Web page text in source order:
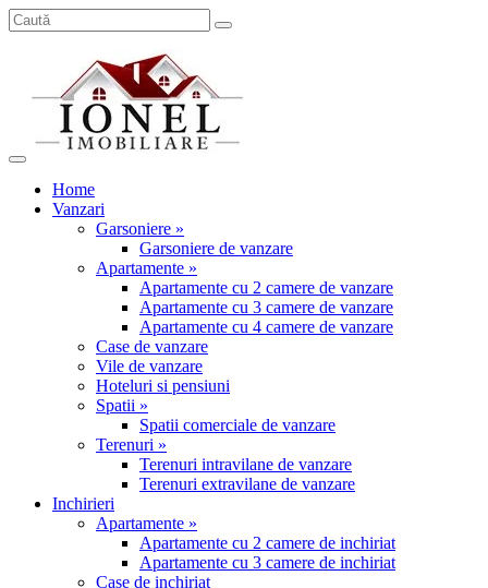
Home
Vanzari
Garsoniere »
Garsoniere de vanzare
Apartamente »
Apartamente cu 2 camere de vanzare
Apartamente cu 3 camere de vanzare
Apartamente cu 4 camere de vanzare
Case de vanzare
Vile de vanzare
Hoteluri si pensiuni
Spatii »
Spatii comerciale de vanzare
Terenuri »
Terenuri intravilane de vanzare
Terenuri extravilane de vanzare
Inchirieri
Apartamente »
Apartamente cu 2 camere de inchiriat
Apartamente cu 3 camere de inchiriat
Case de inchiriat